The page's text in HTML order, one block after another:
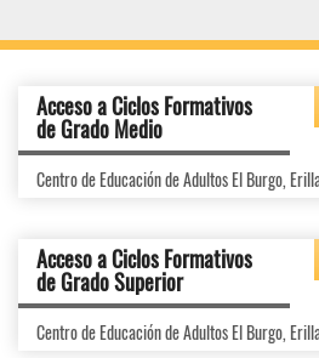
Acceso a Ciclos Formativos
de Grado Medio
Centro de Educación de Adultos El Burgo,
Acceso a Ciclos Formativos
de Grado Superior
Centro de Educación de Adultos El Burgo,